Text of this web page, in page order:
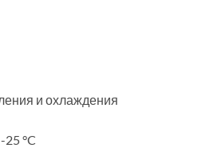
и охлаждения
°C